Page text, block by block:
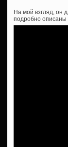
На мой взгляд, он
подробно описаны